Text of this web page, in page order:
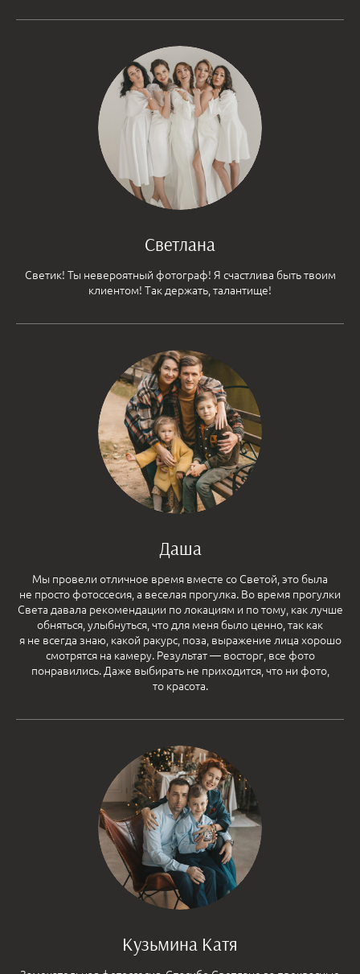
Светлана
Светик! Ты невероятный фотограф! Я счастлива быть твоим
клиентом! Так держать, талантище!
Даша
Мы провели отличное время вместе со Светой, это была
не просто фотоссесия, а веселая прогулка. Во время прогулки
Света давала рекомендации по локациям и по тому, как лучше
обняться, улыбнуться, что для меня было ценно, так как
я не всегда знаю, какой ракурс, поза, выражение лица хорошо
смотрятся на камеру. Результат — восторг, все фото
понравились. Даже выбирать не приходится, что ни фото,
то красота.
Кузьмина Катя